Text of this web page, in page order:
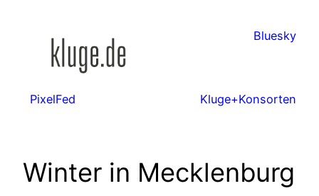
Bluesky
PixelFed Kluge+Konsorten
Winter in Mecklenburg